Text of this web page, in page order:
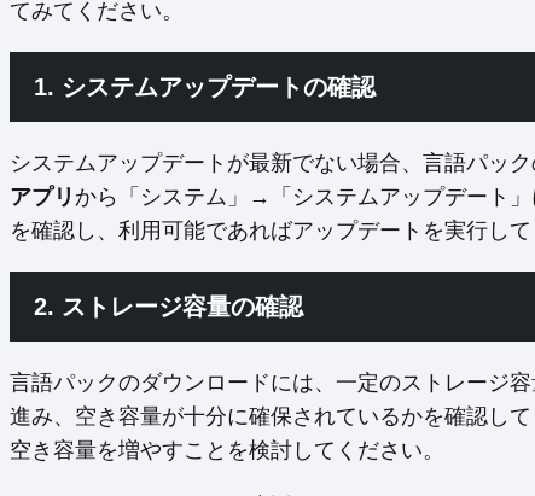
てみてください。
1. システムアップデートの確認
システムアップデートが最新でない場合、言語パッ
アプリ から「システム」→「システムアップデート
を確認し、利用可能であればアップデートを実行して
2. ストレージ容量の確認
言語パックのダウンロードには、一定のストレージ容
進み、空き容量が十分に確保されているかを確認し
空き容量を増やすことを検討してください。